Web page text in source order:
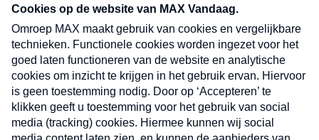
nieuwsbrief. Elke vrijdag- en dinsdagochtend in
uw mailbox.
Verzend